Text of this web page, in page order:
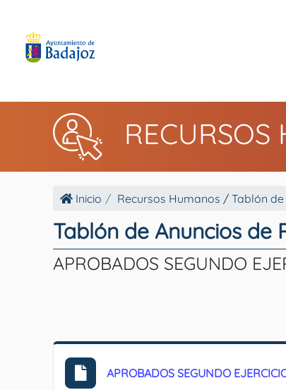
RECURSOS
Inicio Recursos Humanos / Tablón de
Tablón de Anuncios de
APROBADOS SEGUNDO
APROBADOS SEGUNDO